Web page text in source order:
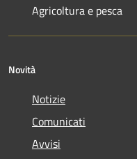
Agricoltura e pesca
Novità
Notizie
Comunicati
Avvisi